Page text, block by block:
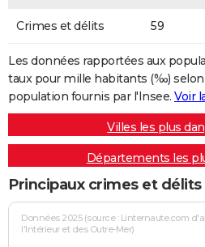
Crimes et délits 59
Les données rapportées aux
taux pour mille habitants (‰)
population fournis par l'Insee. Voir
Villes les plus
Départements les
Principaux crimes et délits
Données 2025 (source : Linternaute.com
l'Intérieur et des Outre-Mer)